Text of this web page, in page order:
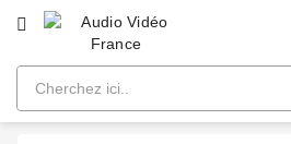
CATÉGORIE